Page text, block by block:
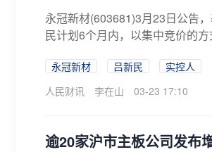
永冠新材(603681)3月23日公告
民计划6个月内，以集中竞价的
永冠新材 吕新民
实控人
人民财讯
李在山 03-23 17:10
逾20家沪市主板公司发布